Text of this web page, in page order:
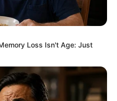
Loss Isn't Age: Just